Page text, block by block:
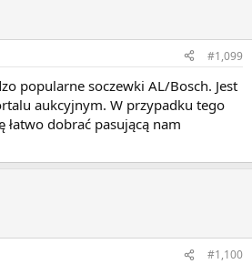
#1,099
popularne soczewki AL/Bosch. Jest
aukcyjnym. W przypadku tego
dobrać pasującą nam
#1,100